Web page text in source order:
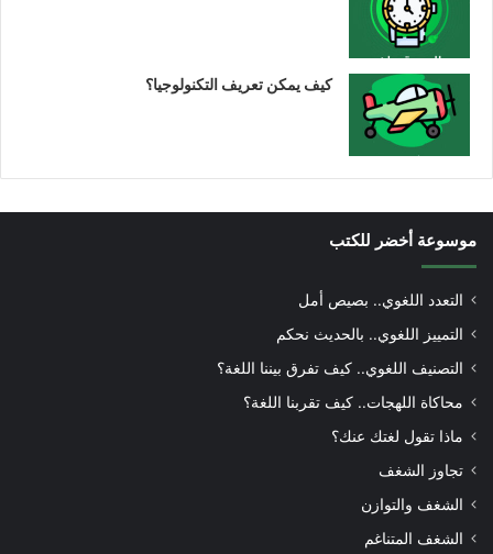
كيف يمكن تعريف التكنولوجيا؟
موسوعة أخضر للكتب
التعدد اللغوي.. بصيص أمل
التمييز اللغوي.. بالحديث نحكم
التصنيف اللغوي.. كيف تفرق بيننا اللغة؟
محاكاة اللهجات.. كيف تقربنا اللغة؟
ماذا تقول لغتك عنك؟
تجاوز الشغف
الشغف والتوازن
الشغف المتناغم